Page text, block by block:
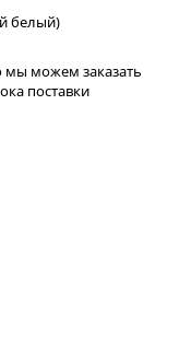
белый)
мы можем заказать
поставки